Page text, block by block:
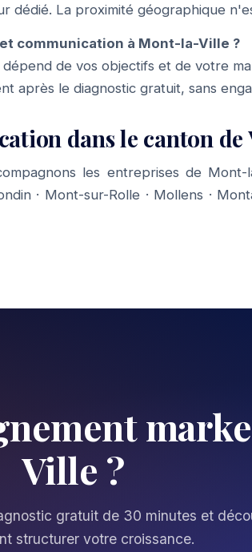
dédié. La proximité géographique
communication à Mont-la-Ville ?
de vos objectifs et de votre
après le diagnostic gratuit, sans
dans le canton de
les entreprises de
· Mont-sur-Rolle · Mollens ·
Ville ?
gratuit de 30 minutes et
structurer votre croissance.